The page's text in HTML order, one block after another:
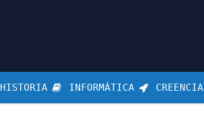
HISTORIA INFORMÁTICA CREENCIA